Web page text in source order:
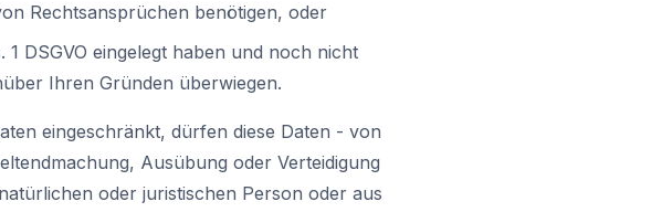
Rechtsansprüchen benötigen, oder
DSGVO eingelegt haben und noch nicht
Ihren Gründen überwiegen.
eingeschränkt, dürfen diese Daten - von
Ausübung oder Verteidigung
oder juristischen Person oder aus